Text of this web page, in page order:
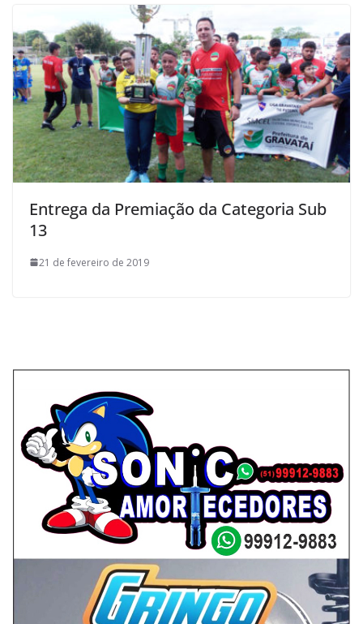
Entrega da Premiação da Categoria Sub
13
21 de fevereiro de 2019